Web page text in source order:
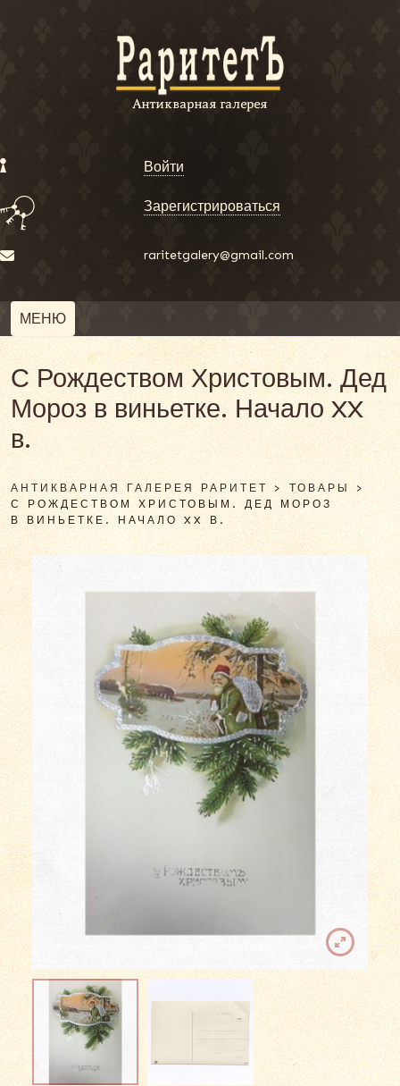
Войти
Зарегистрироваться
raritetgalery@gmail.com
МЕНЮ
С Рождеством Христовым. Дед
Мороз в виньетке. Начало XX
в.
АНТИКВАРНАЯ ГАЛЕРЕЯ РАРИТЕТ >ТОВАРЫ >
С РОЖДЕСТВОМ ХРИСТОВЫМ. ДЕД МОРОЗ
В ВИНЬЕТКЕ. НАЧАЛО XX В.